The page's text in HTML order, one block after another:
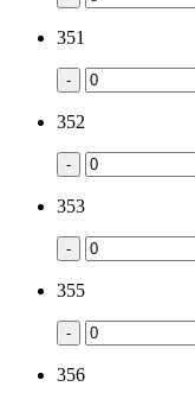
351
-
352
-
353
-
355
-
356